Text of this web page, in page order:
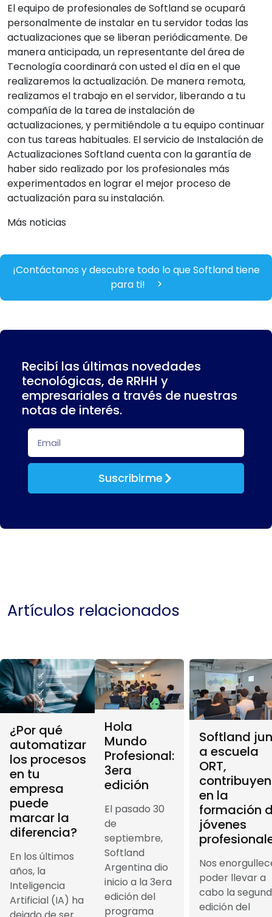
El equipo de profesionales de Softland se ocupará
personalmente de instalar en tu servidor todas las
actualizaciones que se liberan periódicamente. De
manera anticipada, un representante del área de
Tecnología coordinará con usted el día en el que
realizaremos la actualización. De manera remota,
realizamos el trabajo en el servidor, liberando a tu
compañía de la tarea de instalación de
actualizaciones, y permitiéndole a tu equipo continuar
con tus tareas habituales. El servicio de Instalación de
Actualizaciones Softland cuenta con la garantía de
haber sido realizado por los profesionales más
experimentados en lograr el mejor proceso de
actualización para su instalación.
Más noticias
¡Contáctanos y descubre todo lo que Softland tiene
para ti!
Recibí las últimas novedades
tecnológicas, de RRHH y
empresariales a través de nuestras
notas de interés.
Suscribirme
Artículos relacionados
¿Por qué
automatizar
los procesos
en tu
empresa
puede
marcar la
diferencia?
En los últimos
años, la
Inteligencia
Artificial (IA) ha
Hola
Mundo
Profesional:
3era
edición
El pasado 30
de
septiembre,
Softland
Argentina dio
inicio a la 3era
edición del
programa
Softland
a escuela
ORT,
en la
formación
jóvenes
Nos
poder llevar a
cabo la
edición del